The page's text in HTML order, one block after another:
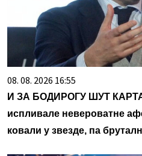
08. 08. 2026 16:55
И ЗА БОДИРОГУ ШУТ
испливале невероватне
ковали у звезде, па